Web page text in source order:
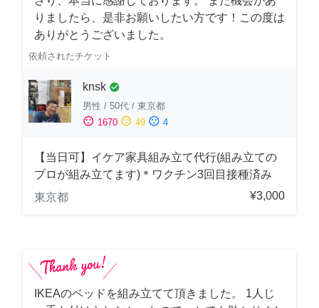
りましたら、是非お願いしたい方です！この度は
ありがとうございました。
依頼されたチケット
knsk check_circle
男性 / 50代 / 東京都
sentiment_satisfied 1670 sentiment_neutral 49 sentiment_dissatisfied 4
【当日可】イケア家具組み立て代行(組み立ての
プロが組み立てます)＊ワクチン3回目接種済み
東京都
¥3,000
IKEAのベッドを組み立てて頂きました。 1人じ